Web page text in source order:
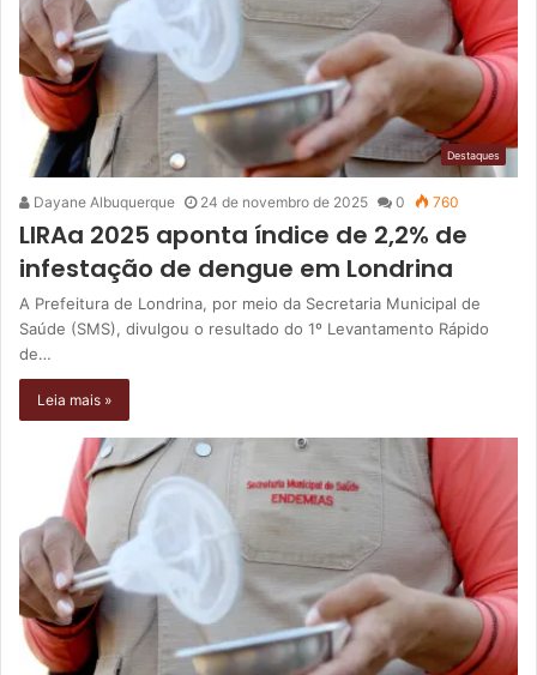
Destaques
Dayane Albuquerque 24 de novembro de 2025 0 760
LIRAa 2025 aponta índice de 2,2% de
infestação de dengue em Londrina
A Prefeitura de Londrina, por meio da Secretaria Municipal de
Saúde (SMS), divulgou o resultado do 1º Levantamento Rápido
de…
Leia mais »